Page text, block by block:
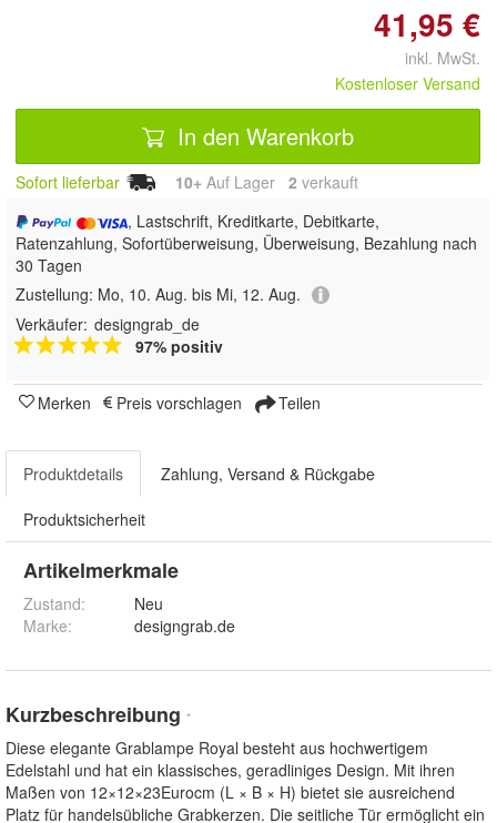
41,95 €
inkl. MwSt.
Kostenloser Versand
In den Warenkorb
Sofort lieferbar 10+ Auf Lager 2 verkauft
, Lastschrift, Kreditkarte, Debitkarte,
Ratenzahlung, Sofortüberweisung, Überweisung, Bezahlung nach
30 Tagen
Zustellung: Mo, 10. Aug. bis Mi, 12. Aug.
Verkäufer: designgrab_de
97% positiv
Merken Preis vorschlagen Teilen
Produktdetails Zahlung, Versand & Rückgabe
Produktsicherheit
Artikelmerkmale
Zustand:
Neu
Marke:
designgrab.de
Kurzbeschreibung *
Diese elegante Grablampe Royal besteht aus hochwertigem
Edelstahl und hat ein klassisches, geradliniges Design. Mit ihren
Maßen von 12×12×23Eurocm (L × B × H) bietet sie ausreichend
Platz für handelsübliche Grabkerzen. Die seitliche Tür ermöglicht ein